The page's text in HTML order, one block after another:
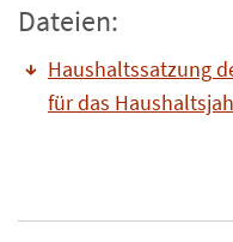
Dateien:
Haushaltssatzung
für das